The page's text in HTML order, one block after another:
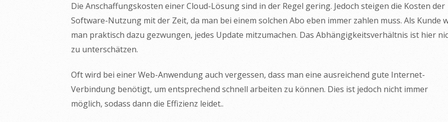
Die Anschaffungskosten einer Cloud-Lösung sind in der Regel gering. Jedoch steigen die Kosten der
Software-Nutzung mit der Zeit, da man bei einem solchen Abo eben immer zahlen muss. Als Kunde
man praktisch dazu gezwungen, jedes Update mitzumachen. Das Abhängigkeitsverhältnis ist hier
zu unterschätzen.
Oft wird bei einer Web-Anwendung auch vergessen, dass man eine ausreichend gute Internet-
Verbindung benötigt, um entsprechend schnell arbeiten zu können. Dies ist jedoch nicht immer
möglich, sodass dann die Effizienz leidet..